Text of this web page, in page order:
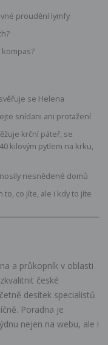
proudění lymfy
se Helena
snídani ani protažení
krční páteř, se
kilovým pytlem na krku,
nesnědené domů
to, co jíte, ale i kdy to jíte
a průkopník v oblasti
české
desítek specialistů
Poradna je
nejen na webu, ale i